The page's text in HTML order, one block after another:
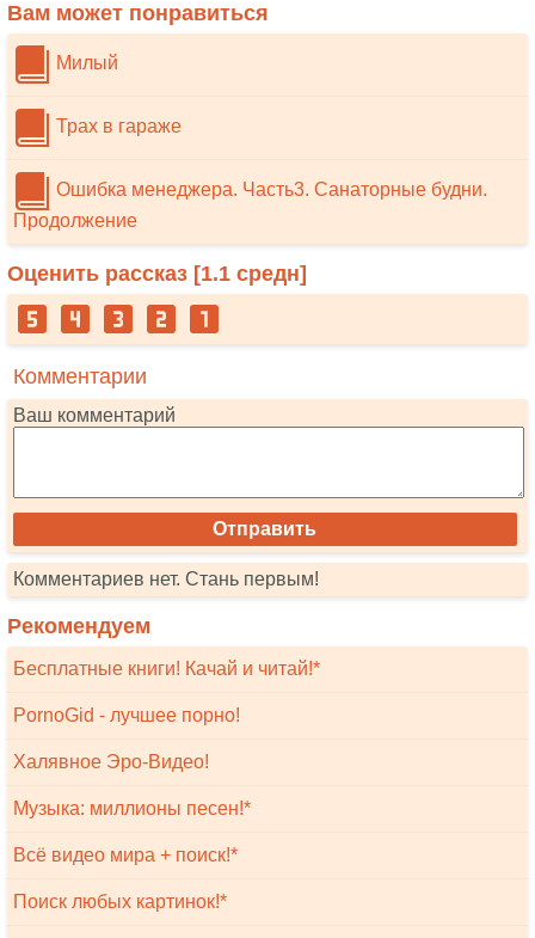
Вам может понравиться
Милый
Трах в гараже
Ошибка менеджера. Часть3. Санаторные будни.
Продолжение
Оценить рассказ [1.1 средн]
Комментарии
Ваш комментарий
Комментариев нет. Стань первым!
Рекомендуем
Бесплатные книги! Качай и читай!*
PornoGid - лучшее порно!
Халявное Эро-Видео!
Музыка: миллионы песен!*
Всё видео мира + поиск!*
Поиск любых картинок!*